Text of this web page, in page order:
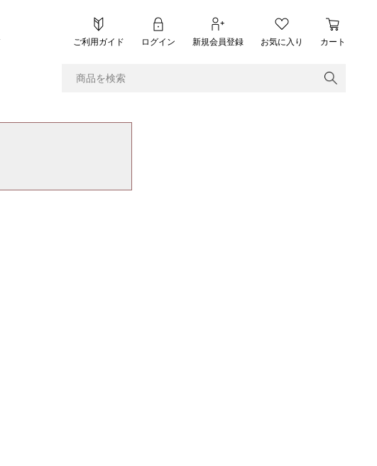
ご利用ガイド ログイン 新規会員登録 お気に入り カート